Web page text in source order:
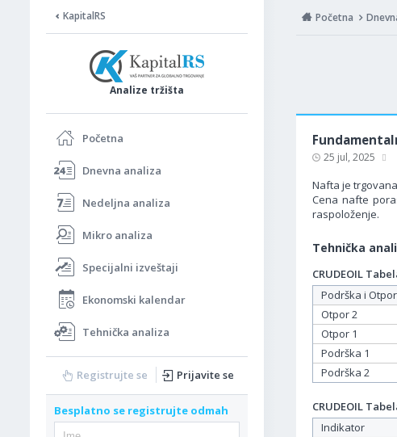
KapitalRS
Analize tržišta
Početna
Dnevna analiza
Nedeljna analiza
Mikro analiza
Specijalni izveštaji
Ekonomski kalendar
Tehnička analiza
Registrujte se Prijavite se
Besplatno se registrujte odmah
Početna
25 jul, 2025
Nafta je
Cena nafte
raspoloženje.
Tehnička
CRUDEOIL
Podrška i Otpor
Otpor 2
Otpor 1
Podrška 1
Podrška 2
CRUDEOIL
Indikator